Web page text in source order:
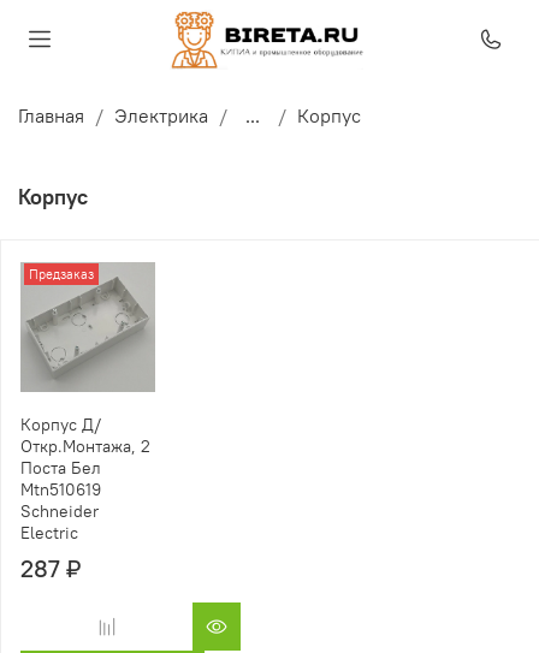
Главная Электрика ... Корпус
Корпус
Предзаказ
Корпус Д/
Откр.Монтажа, 2
Поста Бел
Mtn510619
Schneider
Electric
287 ₽